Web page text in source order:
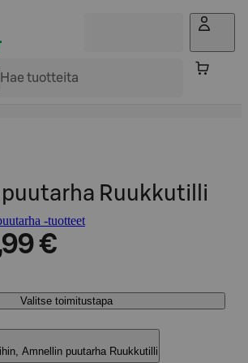
Ruukkutilli
-tuotteet
€
Valitse toimitustapa
Amnellin puutarha Ruukkutilli